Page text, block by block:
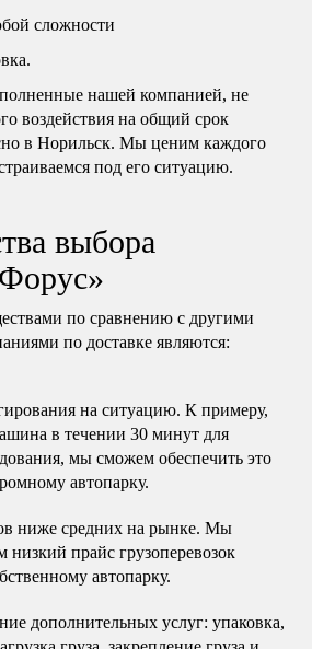
сложности
нашей компанией, не
воздействия на общий срок
в Норильск. Мы ценим каждого
под его ситуацию.
выбора
по сравнению с другими
по доставке являются:
на ситуацию. К примеру,
в течении 30 минут для
мы сможем обеспечить это
автопарку.
ниже средних на рынке. Мы
низкий прайс грузоперевозок
автопарку.
дополнительных услуг: упаковка,